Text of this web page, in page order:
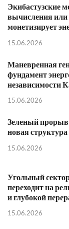
Экибастузские
вычисления или
монетизирует
15.06.2026
Маневренная
фундамент
независимости
15.06.2026
Зеленый прорыв
новая
15.06.2026
Угольный
переходит на
и глубокой
15.06.2026